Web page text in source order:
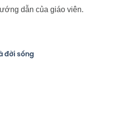
dẫn của giáo viên.
đời sống